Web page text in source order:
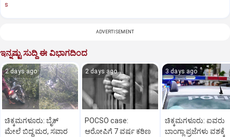
s
ADVERTISEMENT
ಇನ್ನಷ್ಟು ಸುದ್ದಿ ಈ ವಿಭಾಗದಿಂದ
2 days ago
ಚಿಕ್ಕಮಗಳೂರು: ಬೈಕ್
ಮೇಲೆ ಬಿದ್ದ ಮರ, ಸವಾರ
2 days ago
POCSO case:
ಆರೋಪಿಗೆ 7 ವರ್ಷ ಕಠಿಣ
3 days ago
ಚಿಕ್ಕಮಗಳೂರು: ಐವರು
ಬಾಂಗ್ಲಾ ಪ್ರಜೆಗಳು ವಶಕ್ಕೆ